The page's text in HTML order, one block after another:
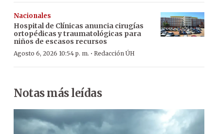
Nacionales
Hospital de Clínicas anuncia cirugías
ortopédicas y traumatológicas para
niños de escasos recursos
Agosto 6, 2026 10:54 p. m. · Redacción ÚH
Notas más leídas